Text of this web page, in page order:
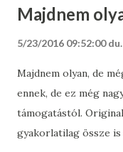
Majdnem
5/23/2016 09:52:00 du.
Majdnem olyan, de
ennek, de ez még
támogatástól.
gyakorlatilag össze